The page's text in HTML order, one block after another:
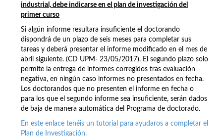
industrial, debe indicarse en el plan de investigación del
primer curso
Si algún informe resultara insuficiente el doctorando
dispondrá de un plazo de seis meses para completar sus
tareas y deberá presentar el informe modificado en el mes de
abril siguiente. (CD UPM- 23/05/2017). El segundo plazo solo
permite la entrega de informes corregidos tras evaluación
negativa, en ningún caso informes no presentados en fecha.
Los doctorandos que no presenten el informe en fecha o
para los que el segundo informe sea insuficiente, serán dados
de baja de manera automática del Programa de doctorado.
En este enlace tenéis un tutorial para ayudaros a completar el
Plan de Investigación.